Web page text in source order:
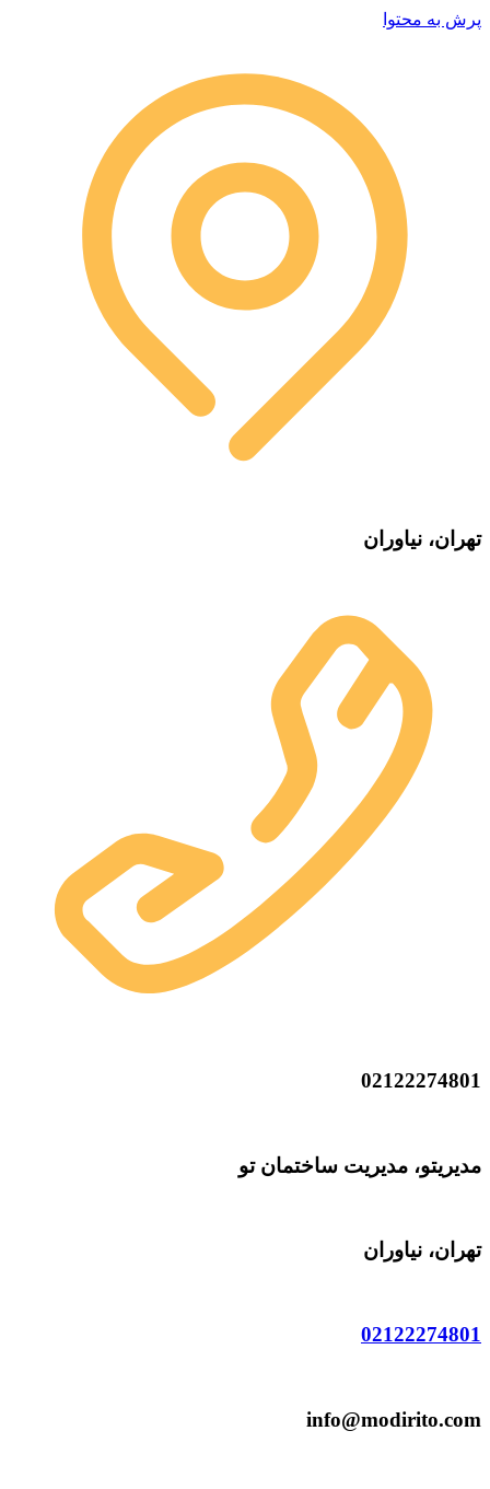
پرش به محتوا
تهران، نیاوران
02122274801
مدیریتو، مدیریت ساختمان تو
تهران، نیاوران
02122274801
info@modirito.com